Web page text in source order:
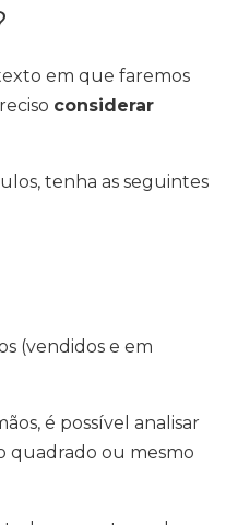
em que faremos
considerar
tenha as seguintes
(vendidos e em
é possível analisar
quadrado ou mesmo